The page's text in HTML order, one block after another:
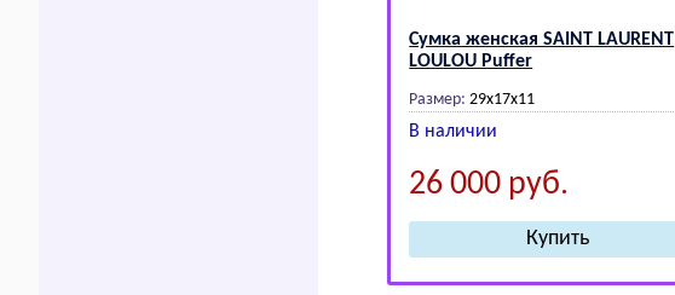
Сумка женская SАINТ LАURЕNТ
LOULOU Puffer
Размер: 29x17x11
В наличии
26 000 руб.